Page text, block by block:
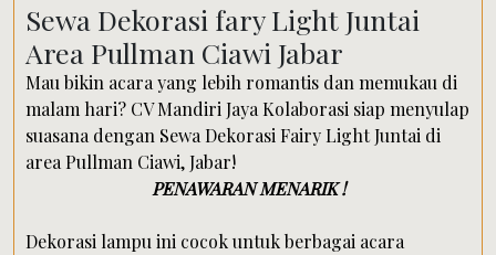
Sewa Dekorasi fary Light Juntai
Area Pullman Ciawi Jabar
Mau bikin acara yang lebih romantis dan memukau di
malam hari? CV Mandiri Jaya Kolaborasi siap menyulap
suasana dengan Sewa Dekorasi Fairy Light Juntai di
area Pullman Ciawi, Jabar!
PENAWARAN MENARIK !
Dekorasi lampu ini cocok untuk berbagai acara